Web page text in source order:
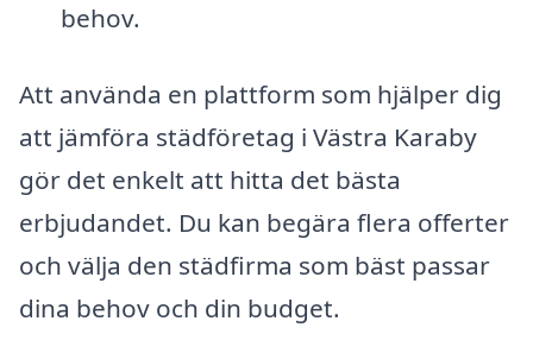
behov.
Att använda en plattform som hjälper dig
att jämföra städföretag i Västra Karaby
gör det enkelt att hitta det bästa
erbjudandet. Du kan begära flera offerter
och välja den städfirma som bäst passar
dina behov och din budget.